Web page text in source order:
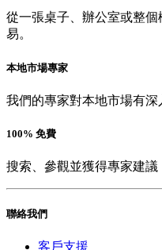
從一張桌子、辦公室或整
易。
本地市場專家
我們的專家對本地市場有深
100% 免費
搜索、參觀並獲得專家建議
聯絡我們
客戶支援